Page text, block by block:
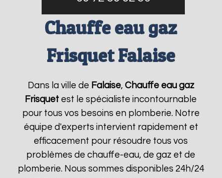
Chauffe eau gaz
Frisquet Falaise
Dans la ville de Falaise, Chauffe eau gaz
Frisquet est le spécialiste incontournable
pour tous vos besoins en plomberie. Notre
équipe d'experts intervient rapidement et
efficacement pour résoudre tous vos
problèmes de chauffe-eau, de gaz et de
plomberie. Nous sommes disponibles 24h/24